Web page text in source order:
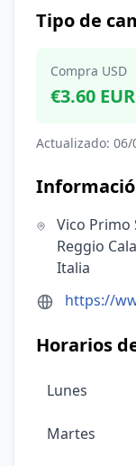
Tipo de
Compra USD
€3.60 EUR
Actualizado: 06/
Vico Primo
Reggio
Italia
https://
Horarios
Lunes
Martes